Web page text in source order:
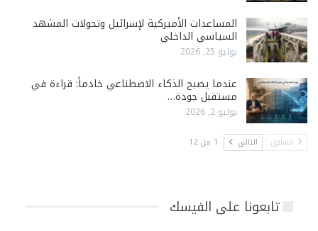
المساعدات الأميركية لإسرائيل وتحولات المشهد
السياسي الداخلي
يوليو 25, 2026
عندما يصبح الذكاء الاصطناعي خادماً: قراءة في
مستقبل جودة…
يوليو 2, 2026
السابق التالي 1 من 12
تابعونا على الفيسك